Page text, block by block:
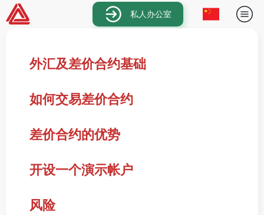
私人办公室
外汇及差价合约基础
如何交易差价合约
差价合约的优势
开设一个演示帐户
风险